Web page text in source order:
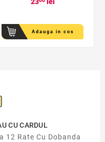
Adauga in cos
CU CARDUL
12 Rate Cu Dobanda